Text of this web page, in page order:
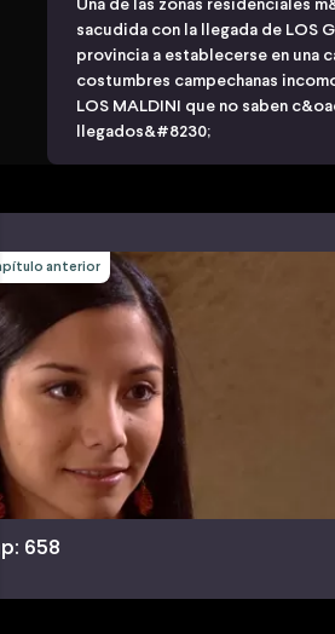
Una de las zonas residenciales
sacudida con la llegada de LOS
provincia a establecerse en una
costumbres campechanas
LOS MALDINI que no saben
llegados&#8230;
anterior
658